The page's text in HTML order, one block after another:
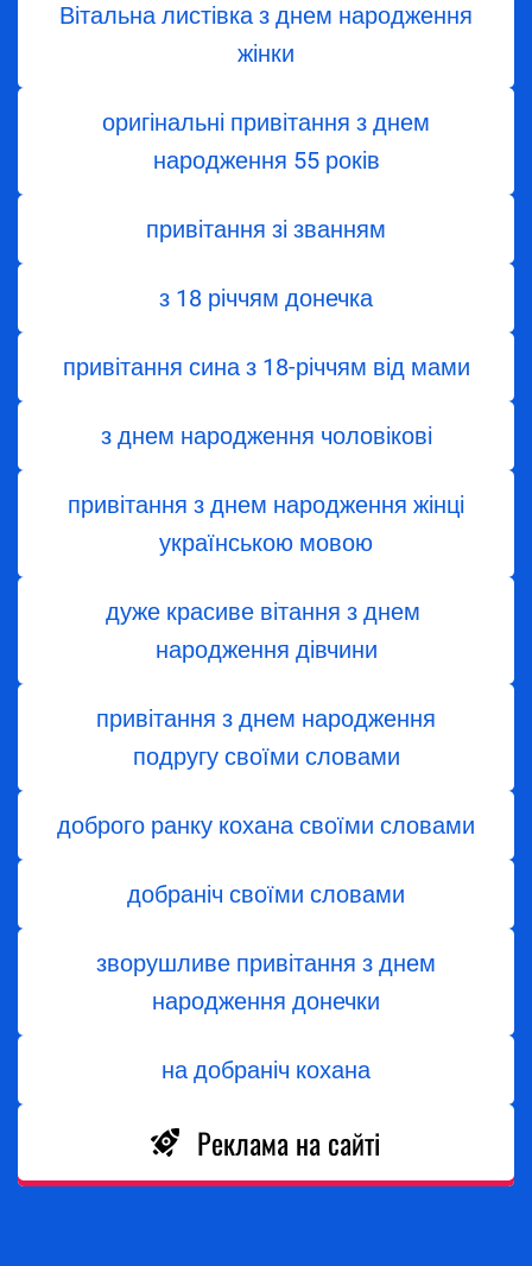
Вітальна листівка з днем народження
жінки
оригінальні привітання з днем
народження 55 років
привітання зі званням
з 18 річчям донечка
привітання сина з 18-річчям від мами
з днем народження чоловікові
привітання з днем народження жінці
українською мовою
дуже красиве вітання з днем ​​
народження дівчини
привітання з днем народження
подругу своїми словами
доброго ранку кохана своїми словами
добраніч своїми словами
зворушливе привітання з днем
народження донечки
на добраніч кохана
Реклама на сайті